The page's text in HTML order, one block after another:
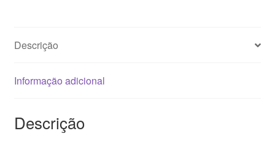
Descrição
Informação adicional
Descrição